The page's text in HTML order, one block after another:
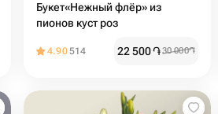
Букет«Нежный флёр» из
пионов куст роз
4.90514 22 500֏30 000֏